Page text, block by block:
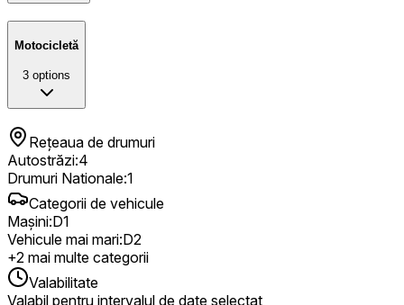
Motocicletă
3 options
Rețeaua de drumuri
Autostrăzi:4
Drumuri Nationale:1
Categorii de vehicule
Mașini:D1
Vehicule mai mari:D2
+2 mai multe categorii
Valabilitate
Valabil pentru intervalul de date selectat